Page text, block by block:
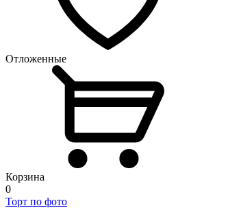
Отложенные
Корзина
0
Торт по фото